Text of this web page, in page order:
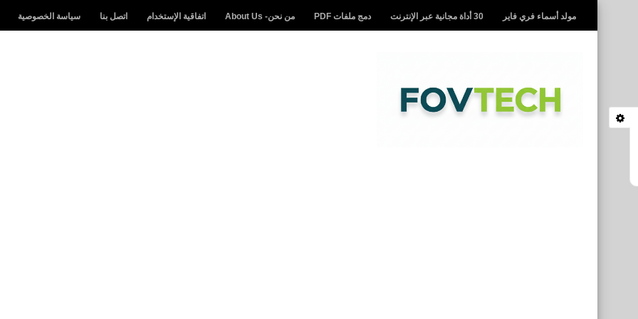
مولد أسماء فري فاير 30 أداة مجانية عبر الإنترنت دمج ملفات PDF من نحن- About Us اتفاقية الإستخدام اتصل بنا سياسة الخصوصية